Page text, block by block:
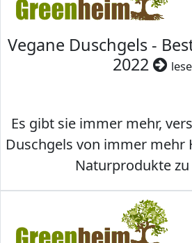
Vegane Duschgels -
2022
Es gibt sie immer mehr,
Duschgels von immer mehr
Naturprodukte